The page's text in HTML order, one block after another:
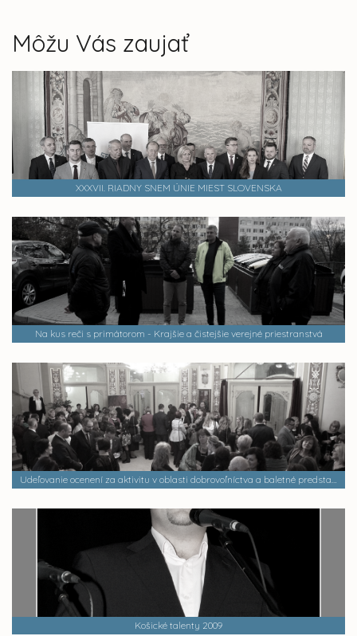
Môžu Vás zaujať
XXXVII. RIADNY SNEM ÚNIE MIEST SLOVENSKA
Na kus reči s primátorom - Krajšie a čistejšie verejné priestranstvá
Udeľovanie ocenení za aktivitu v oblasti dobrovoľníctva a baletné predstavenie - Ludwig Minkus: BAJADÉRA
Košické talenty 2009